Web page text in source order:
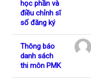
học phần và
điều chỉnh sĩ
số đăng ký
Thông báo
danh sách
thi môn PMK